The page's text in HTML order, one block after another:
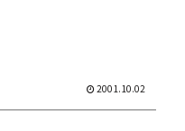
2001.10.02